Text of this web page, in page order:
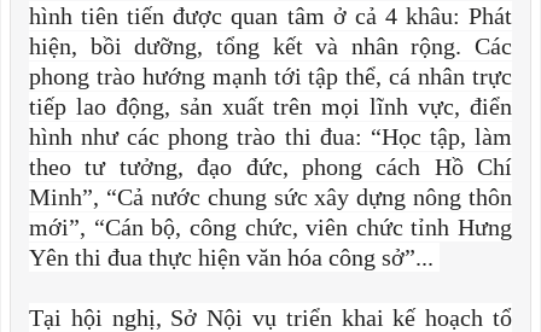
hình tiên tiến được quan tâm ở cả 4 khâu: Phát
hiện, bồi dưỡng, tổng kết và nhân rộng. Các
phong trào hướng mạnh tới tập thể, cá nhân trực
tiếp lao động, sản xuất trên mọi lĩnh vực, điển
hình như các phong trào thi đua: “Học tập, làm
theo tư tưởng, đạo đức, phong cách Hồ Chí
Minh”, “Cả nước chung sức xây dựng nông thôn
mới”, “Cán bộ, công chức, viên chức tỉnh Hưng
Yên thi đua thực hiện văn hóa công sở”...
Tại hội nghị, Sở Nội vụ triển khai kế hoạch tổ